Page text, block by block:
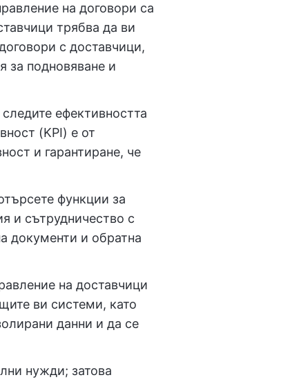
на договори са
трябва да ви
с доставчици,
за подновяване и
ефективността
(KPI) е от
и гарантиране, че
функции за
и сътрудничество с
документи и обратна
на доставчици
ви системи, като
данни и да се
нужди; затова